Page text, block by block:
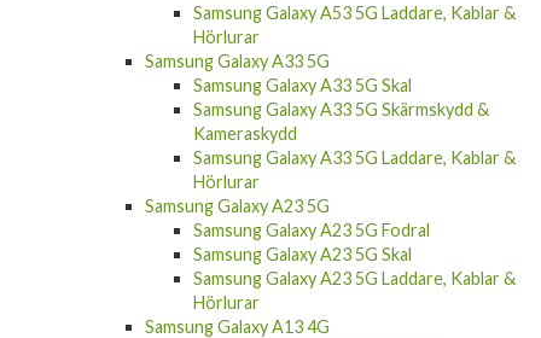
Samsung Galaxy A53 5G Laddare, Kablar &
Hörlurar
Samsung Galaxy A33 5G
Samsung Galaxy A33 5G Skal
Samsung Galaxy A33 5G Skärmskydd &
Kameraskydd
Samsung Galaxy A33 5G Laddare, Kablar &
Hörlurar
Samsung Galaxy A23 5G
Samsung Galaxy A23 5G Fodral
Samsung Galaxy A23 5G Skal
Samsung Galaxy A23 5G Laddare, Kablar &
Hörlurar
Samsung Galaxy A13 4G